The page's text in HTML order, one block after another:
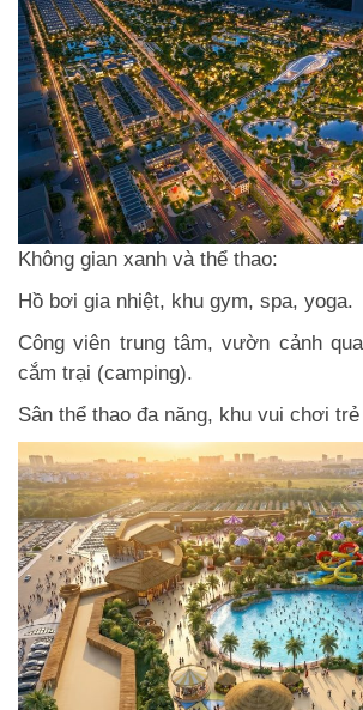
Không gian xanh và thể thao:
Hồ bơi gia nhiệt, khu gym, spa, yoga.
Công viên trung tâm, vườn cảnh
cắm trại (camping).
Sân thể thao đa năng, khu vui chơi